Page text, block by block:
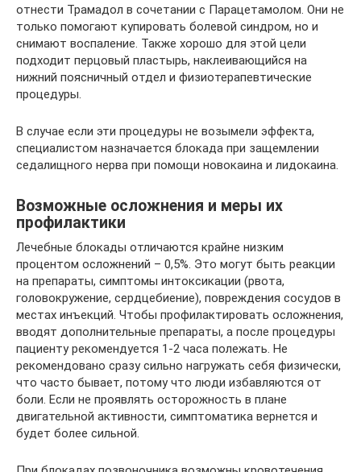
отнести Трамадол в сочетании с Парацетамолом. Они не
только помогают купировать болевой синдром, но и
снимают воспаление. Также хорошо для этой цели
подходит перцовый пластырь, наклеивающийся на
нижний поясничный отдел и физиотерапевтические
процедуры.
В случае если эти процедуры не возымели эффекта,
специалистом назначается блокада при защемлении
седалищного нерва при помощи новокаина и лидокаина.
Возможные осложнения и меры их
профилактики
Лечебные блокады отличаются крайне низким
процентом осложнений – 0,5%. Это могут быть реакции
на препараты, симптомы интоксикации (рвота,
головокружение, сердцебиение), повреждения сосудов в
местах инъекций. Чтобы профилактировать осложнения,
вводят дополнительные препараты, а после процедуры
пациенту рекомендуется 1-2 часа полежать. Не
рекомендовано сразу сильно нагружать себя физически,
что часто бывает, потому что люди избавляются от
боли. Если не проявлять осторожность в плане
двигательной активности, симптоматика вернется и
будет более сильной.